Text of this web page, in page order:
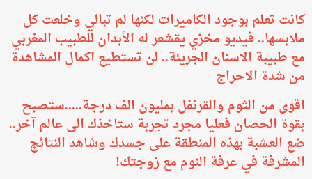
كانت تعلم بوجود الكاميرات لكنها لم تبالي وخلعت كل
ملابسها.. فيديو مخزي يقشعر له الأبدان للطبيب المغربي
مع طبيبة الاسنان الجريئة.. لن تستطيع اكمال المشاهدة
من شدة الاحراج
اقوى من الثوم والقرنفل بمليون الف درجة.....ستصبح
بقوة الحصان فعليا مجرد تجربة ستاخذك الى عالم آخر..
ضع العشبة بهذه المنطقة على جسدك وشاهد النتائج
المشرفة في عرفة النوم مع زوجتك!